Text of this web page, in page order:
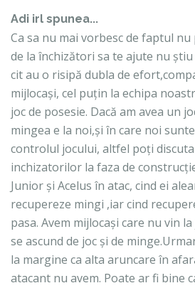
Adi irl spunea...
Ca sa nu mai vorbesc de faptul
de la închizători sa te ajute nu
cit au o risipă dubla de
mijlocași, cel puțin la echipa
joc de posesie. Dacă am avea un
mingea e la noi,și în care noi
controlul jocului, altfel poți
inchizatorilor la faza de
Junior și Acelus în atac, cind ei
recupereze mingi ,iar cind
pasa. Avem mijlocași care nu vin
se ascund de joc și de
la margine ca alta aruncare în
atacant nu avem. Poate ar fi bine